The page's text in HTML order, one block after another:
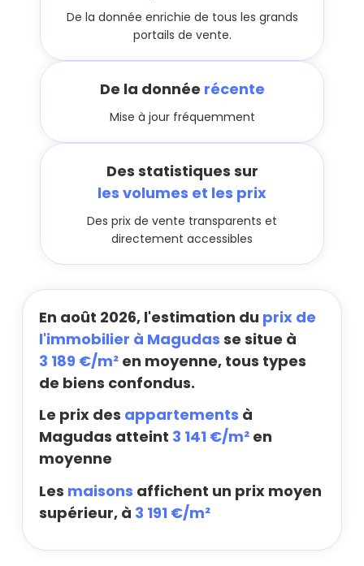
De la donnée enrichie de tous les grands
portails de vente.
De la donnée récente
Mise à jour fréquemment
Des statistiques sur
les volumes et les prix
Des prix de vente transparents et
directement accessibles
En août 2026, l'estimation du prix de
l'immobilier à Magudas se situe à
3 189 €/m² en moyenne, tous types
de biens confondus.
Le prix des appartements à
Magudas atteint 3 141 €/m² en
moyenne
Les maisons affichent un prix moyen
supérieur, à 3 191 €/m²